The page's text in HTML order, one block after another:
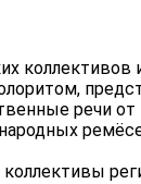
коллективов
речи от
коллективы